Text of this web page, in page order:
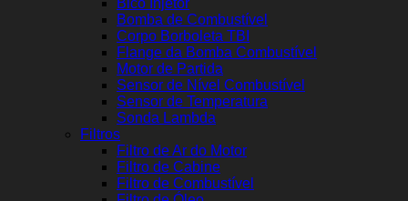
Bico Injetor
Bomba de Combustível
Corpo Borboleta TBI
Flange da Bomba Combustível
Motor de Partida
Sensor de Nível Combustível
Sensor de Temperatura
Sonda Lambda
Filtros
Filtro de Ar do Motor
Filtro de Cabine
Filtro de Combustível